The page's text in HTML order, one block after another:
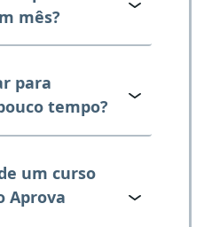
mês?
para
tempo?
um curso
Aprova